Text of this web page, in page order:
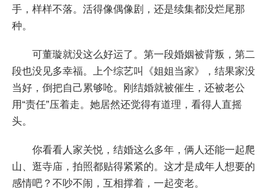
手，样样不落。活得像偶像剧，还是续集都没烂尾那
种。
可董璇就没这么好运了。第一段婚姻被背叛，第二
段也没见多幸福。上个综艺叫《姐姐当家》，结果家没
当好，倒把自己累够呛。刚结婚就被催生，还被老公
用“责任”压着走。她居然还觉得有道理，看得人直摇
头。
你看看人家关悦，结婚这么多年，俩人还能一起爬
山、逛寺庙，拍照都贴得紧紧的。这才是成年人想要的
感情吧？不吵不闹，互相撑着，一起变老。